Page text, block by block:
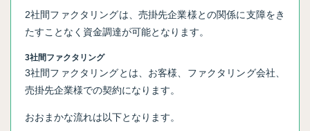
2社間ファクタリングは、売掛先企業様との関係に支障をき
たすことなく資金調達が可能となります。
3社間ファクタリング
3社間ファクタリングとは、お客様、ファクタリング会社、
売掛先企業様での契約になります。
おおまかな流れは以下となります。